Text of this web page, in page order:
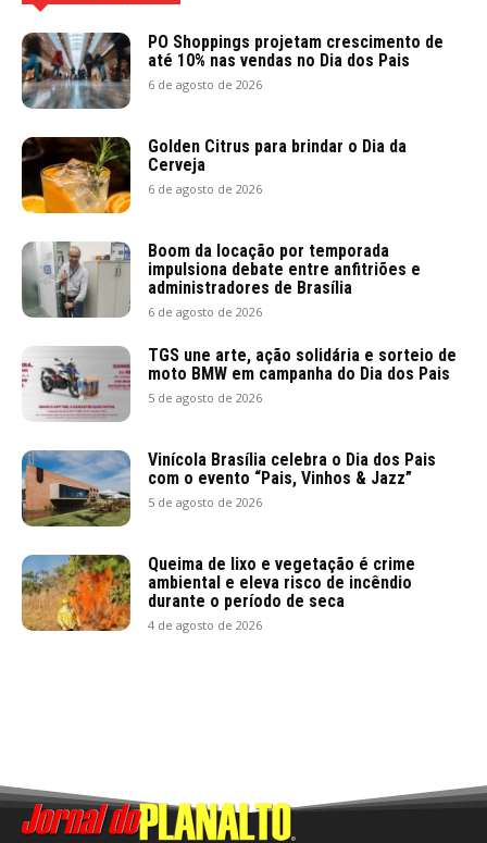
PO Shoppings projetam crescimento de
até 10% nas vendas no Dia dos Pais
6 de agosto de 2026
Golden Citrus para brindar o Dia da
Cerveja
6 de agosto de 2026
Boom da locação por temporada
impulsiona debate entre anfitriões e
administradores de Brasília
6 de agosto de 2026
TGS une arte, ação solidária e sorteio de
moto BMW em campanha do Dia dos Pais
5 de agosto de 2026
Vinícola Brasília celebra o Dia dos Pais
com o evento “Pais, Vinhos & Jazz”
5 de agosto de 2026
Queima de lixo e vegetação é crime
ambiental e eleva risco de incêndio
durante o período de seca
4 de agosto de 2026